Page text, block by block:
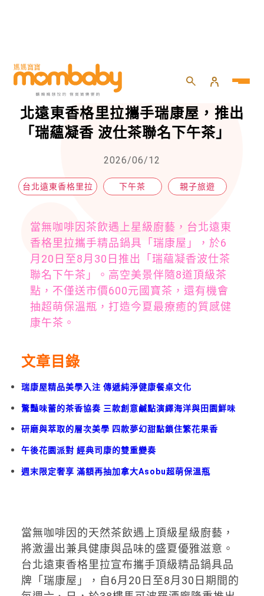
HOME 親子 親子旅遊
質感媽咪的無咖啡因奢華首選！台
北遠東香格里拉攜手瑞康屋，推出
「瑞蘊凝香 波仕茶聯名下午茶」
2026/06/12
台北遠東香格里拉 下午茶 親子旅遊
當無咖啡因茶飲遇上星級廚藝，台北遠東
香格里拉攜手精品鍋具「瑞康屋」，於6
月20日至8月30日推出「瑞蘊凝香波仕茶
聯名下午茶」。高空美景伴隨8道頂級茶
點，不僅送市價600元國寶茶，還有機會
抽超萌保溫瓶，打造今夏最療癒的質感健
康午茶。
文章目錄
瑞康屋精品美學入注 傳遞純淨健康餐桌文化
驚豔味蕾的茶香協奏 三款創意鹹點演繹海洋與田園鮮味
研磨與萃取的層次美學 四款夢幻甜點鎖住繁花果香
午後花園派對 經典司康的雙重變奏
週末限定奢享 滿額再抽加拿大Asobu超萌保溫瓶
當無咖啡因的天然茶飲遇上頂級星級廚藝，
將激盪出兼具健康與品味的盛夏優雅滋意。
台北遠東香格里拉宣布攜手頂級精品鍋具品
牌「瑞康屋」，自6月20日至8月30日期間的